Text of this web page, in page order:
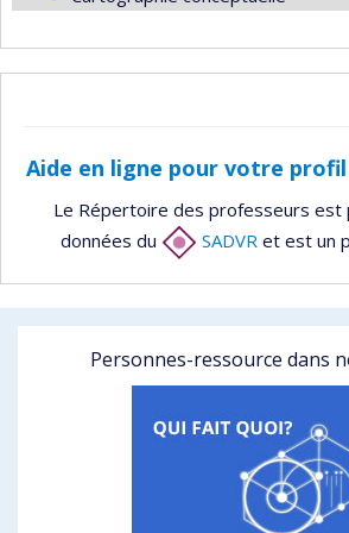
Aide en ligne pour votre profil
Le Répertoire des professeurs est
données du
SADVR et est un
Personnes-ressource dans